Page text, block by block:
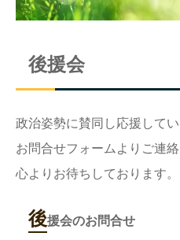
後援会
政治姿勢に賛同し応援して
お問合せフォームよりご連
心よりお待ちしております。
後援会のお問合せ